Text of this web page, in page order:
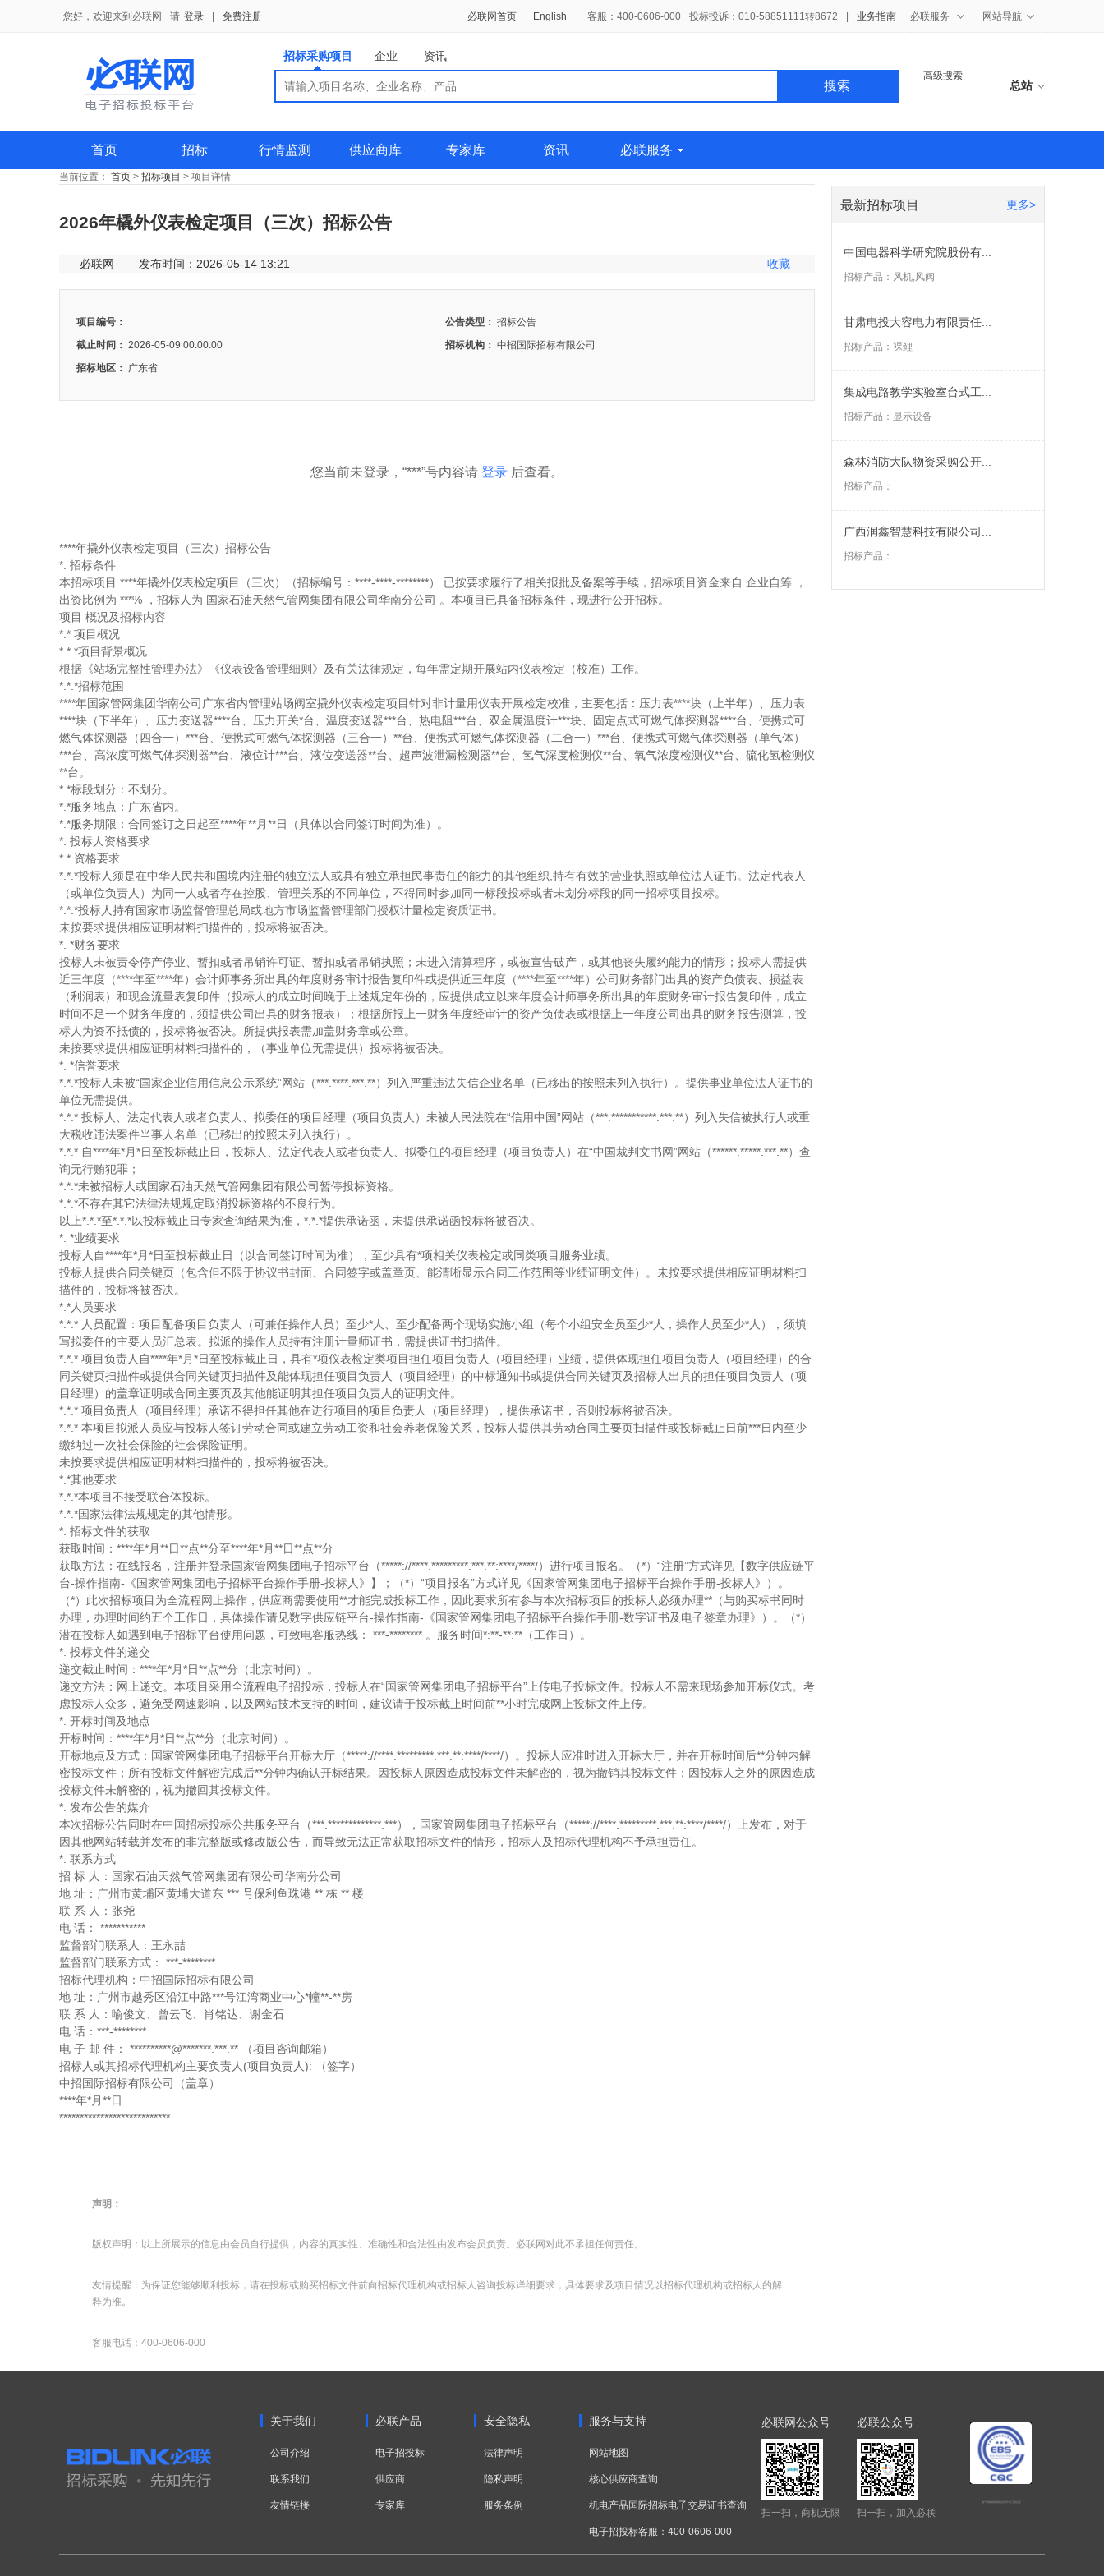
必联网首页 English 客服：400-0606-000 投标投诉：010-58851111转8672 业务指南 必联服务 网站导航
您好，欢迎来到必联网 请 登录 免费注册
招标采购项目 企业 资讯
搜索
高级搜索
总站
首页 招标 行情监测 供应商库 专家库 资讯 必联服务
当前位置： 首页 > 招标项目 > 项目详情
2026年橇外仪表检定项目（三次）招标公告
必联网 发布时间：2026-05-14 13:21 收藏
项目编号： 公告类型： 招标公告
截止时间： 2026-05-09 00:00:00 招标机构： 中招国际招标有限公司
招标地区： 广东省
您当前未登录，“***”号内容请 登录 后查看。
****年撬外仪表检定项目（三次）招标公告
*. 招标条件
本招标项目 ****年撬外仪表检定项目（三次）（招标编号：****-****-********） 已按要求履行了相关报批及备案等手续，招标项目资金来自 企业自筹
，
出资比例为 ***% ，招标人为 国家石油天然气管网集团有限公司华南分公司 。本项目已具备招标条件，现进行公开招标。
项目 概况及招标内容
*.* 项目概况
*.*.*项目背景概况
根据《站场完整性管理办法》《仪表设备管理细则》及有关法律规定，每年需定期开展站内仪表检定（校准）工作。
*.*.*招标范围
****年国家管网集团华南公司广东省内管理站场阀室撬外仪表检定项目针对非计量用仪表开展检定校准，主要包括：压力表****块（上半年）、压力表
****块（下半年）、压力变送器****台、压力开关*台、温度变送器***台、热电阻***台、双金属温度计***块、固定点式可燃气体探测器****台、便携式可
燃气体探测器（四合一）***台、便携式可燃气体探测器（三合一）**台、便携式可燃气体探测器（二合一）***台、便携式可燃气体探测器（单气体）
***台、高浓度可燃气体探测器**台、液位计***台、液位变送器**台、超声波泄漏检测器**台、氢气深度检测仪**台、氧气浓度检测仪**台、硫化氢检测仪
**台。
*.*标段划分：不划分。
*.*服务地点：广东省内。
*.*服务期限：合同签订之日起至****年**月**日（具体以合同签订时间为准）。
*. 投标人资格要求
*.* 资格要求
*.*.*投标人须是在中华人民共和国境内注册的独立法人或具有独立承担民事责任的能力的其他组织,持有有效的营业执照或单位法人证书。法定代表人
（或单位负责人）为同一人或者存在控股、管理关系的不同单位，不得同时参加同一标段投标或者未划分标段的同一招标项目投标。
*.*.*投标人持有国家市场监督管理总局或地方市场监督管理部门授权计量检定资质证书。
未按要求提供相应证明材料扫描件的，投标将被否决。
*. *财务要求
投标人未被责令停产停业、暂扣或者吊销许可证、暂扣或者吊销执照；未进入清算程序，或被宣告破产，或其他丧失履约能力的情形；投标人需提供
近三年度（****年至****年）会计师事务所出具的年度财务审计报告复印件或提供近三年度（****年至****年）公司财务部门出具的资产负债表、损益表
（利润表）和现金流量表复印件（投标人的成立时间晚于上述规定年份的，应提供成立以来年度会计师事务所出具的年度财务审计报告复印件，成立
时间不足一个财务年度的，须提供公司出具的财务报表）；根据所报上一财务年度经审计的资产负债表或根据上一年度公司出具的财务报告测算，投
标人为资不抵债的，投标将被否决。所提供报表需加盖财务章或公章。
未按要求提供相应证明材料扫描件的，（事业单位无需提供）投标将被否决。
*. *信誉要求
*.*.*投标人未被“国家企业信用信息公示系统”网站（***.****.***.**）列入严重违法失信企业名单（已移出的按照未列入执行）。提供事业单位法人证书的
单位无需提供。
*.*.* 投标人、法定代表人或者负责人、拟委任的项目经理（项目负责人）未被人民法院在“信用中国”网站（***.***********.***.**）列入失信被执行人或重
大税收违法案件当事人名单（已移出的按照未列入执行）。
*.*.* 自****年*月*日至投标截止日，投标人、法定代表人或者负责人、拟委任的项目经理（项目负责人）在“中国裁判文书网”网站（******.*****.***.**）查
询无行贿犯罪；
*.*.*未被招标人或国家石油天然气管网集团有限公司暂停投标资格。
*.*.*不存在其它法律法规规定取消投标资格的不良行为。
以上*.*.*至*.*.*以投标截止日专家查询结果为准，*.*.*提供承诺函，未提供承诺函投标将被否决。
*. *业绩要求
投标人自****年*月*日至投标截止日（以合同签订时间为准），至少具有*项相关仪表检定或同类项目服务业绩。
投标人提供合同关键页（包含但不限于协议书封面、合同签字或盖章页、能清晰显示合同工作范围等业绩证明文件）。未按要求提供相应证明材料扫
描件的，投标将被否决。
*.*人员要求
*.*.* 人员配置：项目配备项目负责人（可兼任操作人员）至少*人、至少配备两个现场实施小组（每个小组安全员至少*人，操作人员至少*人），须填
写拟委任的主要人员汇总表。拟派的操作人员持有注册计量师证书，需提供证书扫描件。
*.*.* 项目负责人自****年*月*日至投标截止日，具有*项仪表检定类项目担任项目负责人（项目经理）业绩，提供体现担任项目负责人（项目经理）的合
同关键页扫描件或提供合同关键页扫描件及能体现担任项目负责人（项目经理）的中标通知书或提供合同关键页及招标人出具的担任项目负责人（项
目经理）的盖章证明或合同主要页及其他能证明其担任项目负责人的证明文件。
*.*.* 项目负责人（项目经理）承诺不得担任其他在进行项目的项目负责人（项目经理），提供承诺书，否则投标将被否决。
*.*.* 本项目拟派人员应与投标人签订劳动合同或建立劳动工资和社会养老保险关系，投标人提供其劳动合同主要页扫描件或投标截止日前***日内至少
缴纳过一次社会保险的社会保险证明。
未按要求提供相应证明材料扫描件的，投标将被否决。
*.*其他要求
*.*.*本项目不接受联合体投标。
*.*.*国家法律法规规定的其他情形。
*. 招标文件的获取
获取时间：****年*月**日**点**分至****年*月**日**点**分
获取方法：在线报名，注册并登录国家管网集团电子招标平台（*****://****.*********.***.**:****/****/）进行项目报名。（*）“注册”方式详见【数字供应链平
台-操作指南-《国家管网集团电子招标平台操作手册-投标人》】；（*）“项目报名”方式详见《国家管网集团电子招标平台操作手册-投标人》）。
（*）此次招标项目为全流程网上操作，供应商需要使用**才能完成投标工作，因此要求所有参与本次招标项目的投标人必须办理**（与购买标书同时
办理，办理时间约五个工作日，具体操作请见数字供应链平台-操作指南-《国家管网集团电子招标平台操作手册-数字证书及电子签章办理》）。（*）
潜在投标人如遇到电子招标平台使用问题，可致电客服热线：
***-******** 。服务时间*:**-**:**（工作日）。
*. 投标文件的递交
递交截止时间：****年*月*日**点**分（北京时间）。
递交方法：网上递交。本项目采用全流程电子招投标，投标人在“国家管网集团电子招标平台”上传电子投标文件。投标人不需来现场参加开标仪式。考
虑投标人众多，避免受网速影响，以及网站技术支持的时间，建议请于投标截止时间前**小时完成网上投标文件上传。
*. 开标时间及地点
开标时间：****年*月*日**点**分（北京时间）。
开标地点及方式：国家管网集团电子招标平台开标大厅（*****://****.*********.***.**:****/****/）。投标人应准时进入开标大厅，并在开标时间后**分钟内解
密投标文件；所有投标文件解密完成后**分钟内确认开标结果。因投标人原因造成投标文件未解密的，视为撤销其投标文件；因投标人之外的原因造成
投标文件未解密的，视为撤回其投标文件。
*. 发布公告的媒介
本次招标公告同时在中国招标投标公共服务平台（***.*************.***），国家管网集团电子招标平台（*****://****.*********.***.**:****/****/）上发布，对于
因其他网站转载并发布的非完整版或修改版公告，而导致无法正常获取招标文件的情形，招标人及招标代理机构不予承担责任。
*. 联系方式
招 标 人：国家石油天然气管网集团有限公司华南分公司
地 址：广州市黄埔区黄埔大道东 *** 号保利鱼珠港 ** 栋 ** 楼
联 系 人：张尧
电 话：
***********
监督部门联系人：王永喆
监督部门联系方式：
***-********
招标代理机构：中招国际招标有限公司
地 址：广州市越秀区沿江中路***号江湾商业中心*幢**-**房
联 系 人：喻俊文、曾云飞、肖铭达、谢金石
电 话：***-********
电 子 邮 件： **********@*******.***.**
（项目咨询邮箱）
招标人或其招标代理机构主要负责人(项目负责人):
（签字）
中招国际招标有限公司（盖章）
****年*月**日
***************************
声明：
版权声明：以上所展示的信息由会员自行提供，内容的真实性、准确性和合法性由发布会员负责。必联网对此不承担任何责任。
友情提醒：为保证您能够顺利投标，请在投标或购买招标文件前向招标代理机构或招标人咨询投标详细要求，具体要求及项目情况以招标代理机构或招标人的解
释为准。
客服电话：400-0606-000
最新招标项目 更多>
中国电器科学研究院股份有...
招标产品： 风机,风阀
甘肃电投大容电力有限责任...
招标产品： 裸鲤
集成电路教学实验室台式工...
招标产品： 显示设备
森林消防大队物资采购公开...
招标产品：
广西润鑫智慧科技有限公司...
招标产品：
关于我们
公司介绍
联系我们
友情链接
必联产品
电子招投标
供应商
专家库
安全隐私
法律声明
隐私声明
服务条例
服务与支持
网站地图
核心供应商查询
机电产品国际招标电子交易证书查询
电子招投标客服：400-0606-000
必联网公众号
扫一扫，商机无限
必联公众号
扫一扫，加入必联
电子招标投标系统交易平台三星认证